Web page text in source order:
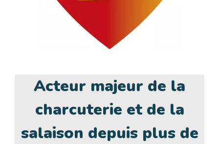
Acteur majeur de la
charcuterie et de la
salaison depuis plus de